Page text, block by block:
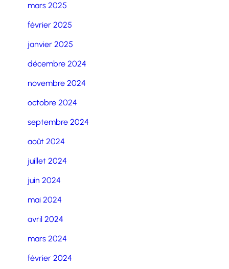
mars 2025
février 2025
janvier 2025
décembre 2024
novembre 2024
octobre 2024
septembre 2024
août 2024
juillet 2024
juin 2024
mai 2024
avril 2024
mars 2024
février 2024